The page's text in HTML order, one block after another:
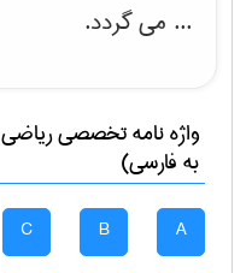
... می گردد.
واژه نامه تخصصیرياضی
به فارسی)
A
B
C